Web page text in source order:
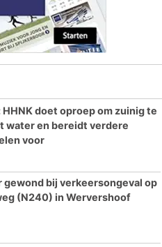
HHNK doet oproep om zuinig te
water en bereidt verdere
voor
gewond bij verkeersongeval op
(N240) in Wervershoof